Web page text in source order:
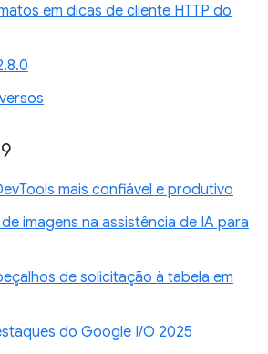
em dicas de cliente HTTP do
mais confiável e produtivo
imagens na assistência de IA para
de solicitação à tabela em
do Google I/O 2025